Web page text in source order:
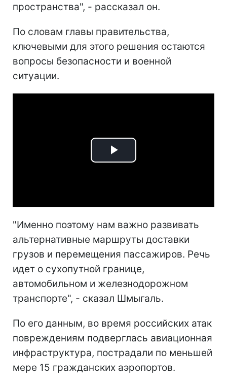
пространства", - рассказал он.
По словам главы правительства,
ключевыми для этого решения остаются
вопросы безопасности и военной
ситуации.
Play
"Именно поэтому нам важно развивать
альтернативные маршруты доставки
грузов и перемещения пассажиров. Речь
идет о сухопутной границе,
автомобильном и железнодорожном
транспорте", - сказал Шмыгаль.
По его данным, во время российских атак
повреждениям подверглась авиационная
инфраструктура, пострадали по меньшей
мере 15 гражданских аэропортов.